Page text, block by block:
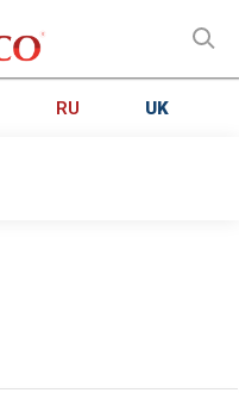
RU UK